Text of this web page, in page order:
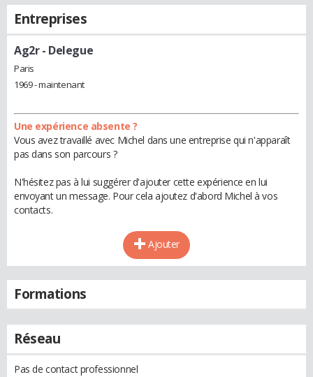
Entreprises
Ag2r- Delegue
Paris
1969 - maintenant
Une expérience absente ?
Vous avez travaillé avec Michel dans une entreprise qui n'apparaît
pas dans son parcours ?
N'hésitez pas à lui suggérer d'ajouter cette expérience en lui
envoyant un message. Pour cela ajoutez d'abord Michel à vos
contacts.
Ajouter
Formations
Réseau
Pas de contact professionnel